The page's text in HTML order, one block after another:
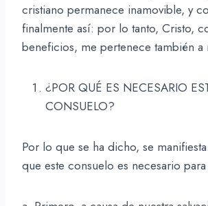
cristiano permanece inamovible, y
finalmente así: por lo tanto, Cristo,
beneficios, me pertenece también a
¿POR QUÉ ES NECESARIO
CONSUELO?
Por lo que se ha dicho, se
que este consuelo es necesario